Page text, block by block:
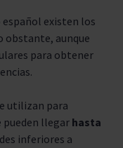
español existen los
obstante, aunque
para obtener
utilizan para
pueden llegar hasta
inferiores a